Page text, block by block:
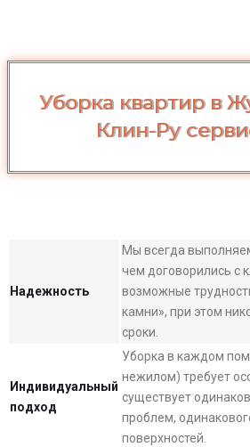
Уборка квартир в
Клин-Ру
Надежность
Мы всегда
чем договорились с
возможные
камни», при этом
сроки.
Индивидуальный
подход
Уборка в каждом
нежилом) требует
существует
проблем,
поверхностей.